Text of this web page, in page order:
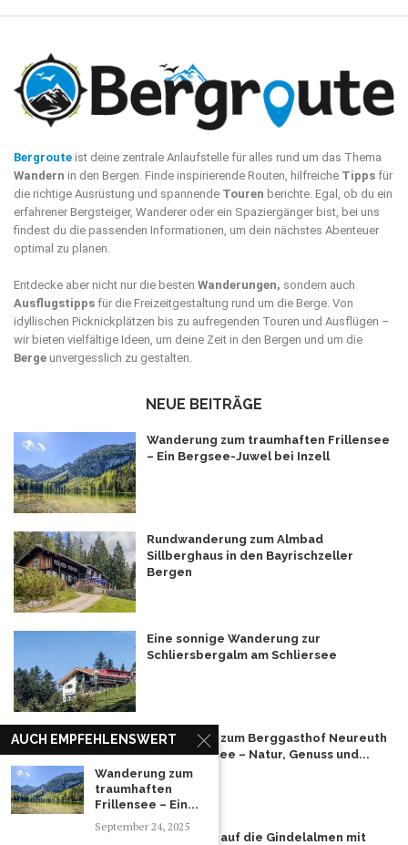
Bergroute ist deine zentrale Anlaufstelle für alles rund um das Thema
Wandern in den Bergen. Finde inspirierende Routen, hilfreiche Tipps für
die richtige Ausrüstung und spannende Touren berichte. Egal, ob du ein
erfahrener Bergsteiger, Wanderer oder ein Spaziergänger bist, bei uns
findest du die passenden Informationen, um dein nächstes Abenteuer
optimal zu planen.
Entdecke aber nicht nur die besten Wanderungen, sondern auch
Ausflugstipps für die Freizeitgestaltung rund um die Berge. Von
idyllischen Picknickplätzen bis zu aufregenden Touren und Ausflügen –
wir bieten vielfältige Ideen, um deine Zeit in den Bergen und um die
Berge unvergesslich zu gestalten.
NEUE BEITRÄGE
Wanderung zum traumhaften Frillensee
– Ein Bergsee-Juwel bei Inzell
Rundwanderung zum Almbad
Sillberghaus in den Bayrischzeller
Bergen
Eine sonnige Wanderung zur
Schliersbergalm am Schliersee
Wanderung zum Berggasthof Neureuth
am Tegernsee – Natur, Genuss und...
Wanderung auf die Gindelalmen mit
AUCH EMPFEHLENSWERT
Wanderung zum
traumhaften
Frillensee – Ein...
September 24, 2025